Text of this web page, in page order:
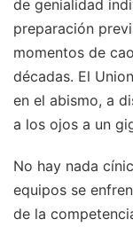
de genialidad
preparación
momentos de
décadas. El
en el abismo, a
a los ojos a un
No hay nada
equipos se
de la